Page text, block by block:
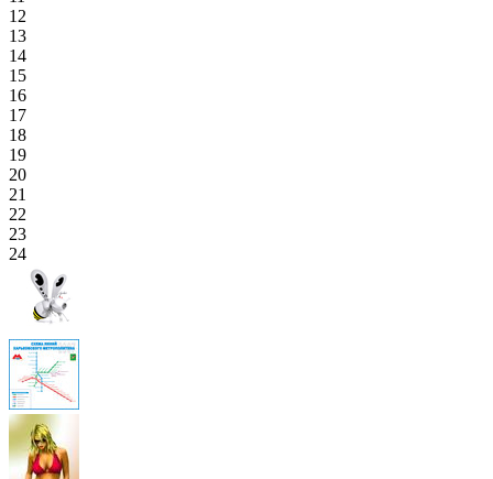
12
13
14
15
16
17
18
19
20
21
22
23
24